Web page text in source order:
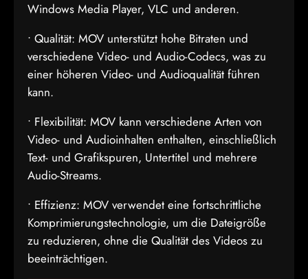
Windows Media Player, VLC und anderen.
• Qualität: MOV unterstützt hohe Bitraten und
verschiedene Video- und Audio-Codecs, was zu
einer höheren Video- und Audioqualität führen
kann.
• Flexibilität: MOV kann verschiedene Arten von
Video- und Audioinhalten enthalten, einschließlich
Text- und Grafikspuren, Untertitel und mehrere
Audio-Streams.
• Effizienz: MOV verwendet eine fortschrittliche
Komprimierungstechnologie, um die Dateigröße
zu reduzieren, ohne die Qualität des Videos zu
beeinträchtigen.